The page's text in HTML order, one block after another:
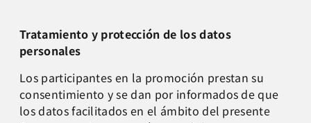
Tratamiento y protección de los datos
personales
Los participantes en la promoción prestan su
consentimiento y se dan por informados de que
los datos facilitados en el ámbito del presente